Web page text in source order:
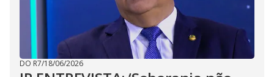
DO R7/18/06/2026